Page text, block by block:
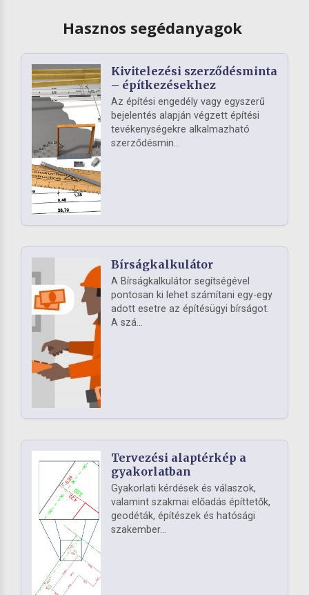
Hasznos segédanyagok
Kivitelezési szerződésminta
– építkezésekhez
Az építési engedély vagy egyszerű
bejelentés alapján végzett építési
tevékenységekre alkalmazható
szerződésmin...
Bírságkalkulátor
A Bírságkalkulátor segítségével
pontosan ki lehet számítani egy-egy
adott esetre az építésügyi bírságot.
A szá...
Tervezési alaptérkép a
gyakorlatban
Gyakorlati kérdések és válaszok,
valamint szakmai előadás építtetők,
geodéták, építészek és hatósági
szakember...